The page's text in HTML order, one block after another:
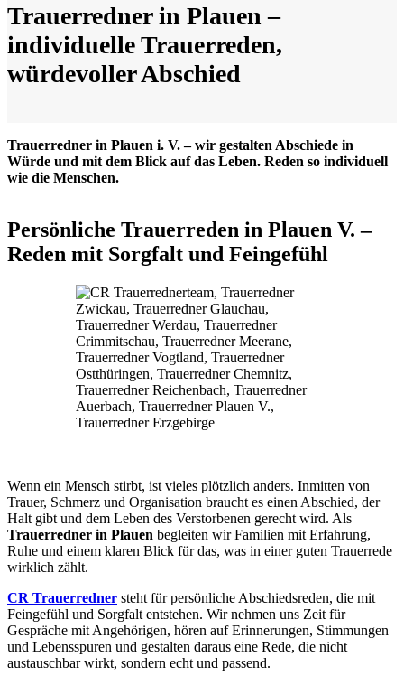
Trauerredner in Plauen –
individuelle Trauerreden,
würdevoller Abschied
Trauerredner in Plauen i. V. – wir gestalten Abschiede in
Würde und mit dem Blick auf das Leben. Reden so individuell
wie die Menschen.
Persönliche Trauerreden in Plauen V. –
Reden mit Sorgfalt und Feingefühl
Wenn ein Mensch stirbt, ist vieles plötzlich anders. Inmitten von
Trauer, Schmerz und Organisation braucht es einen Abschied, der
Halt gibt und dem Leben des Verstorbenen gerecht wird. Als
Trauerredner in Plauen begleiten wir Familien mit Erfahrung,
Ruhe und einem klaren Blick für das, was in einer guten Trauerrede
wirklich zählt.
CR Trauerredner steht für persönliche Abschiedsreden, die mit
Feingefühl und Sorgfalt entstehen. Wir nehmen uns Zeit für
Gespräche mit Angehörigen, hören auf Erinnerungen, Stimmungen
und Lebensspuren und gestalten daraus eine Rede, die nicht
austauschbar wirkt, sondern echt und passend.